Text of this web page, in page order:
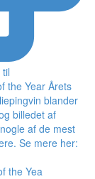
the Yea